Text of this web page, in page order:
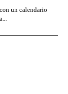
un calendario